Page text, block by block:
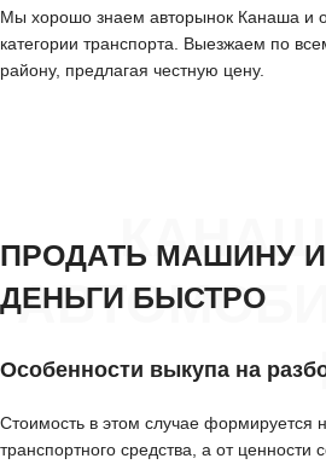
Мы хорошо знаем авторынок Канаша и
категории транспорта. Выезжаем по
району, предлагая честную цену.
КАНАШ
ПРОДАТЬ МАШИНУ
ДЕНЬГИ БЫСТРО
Особенности выкупа на
Стоимость в этом случае формируется
транспортного средства, а от ценности